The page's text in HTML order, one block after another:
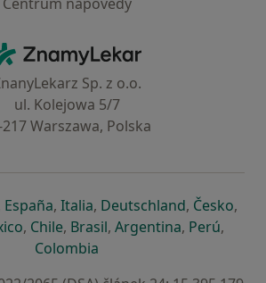
ZnamyLekar - Hlavní stránka
Sp. z o.o.
ul. Kolejowa 5/7
217 Warszawa, Polska
v nové záložce
otevře v nové záložce
Españase otevře v nové záložce
, Italiase otevře v nové záložce
, Deutschlandse otevře v
, Českose
,
v nové záložce
se otevře v nové záložce
, Chilese otevře v nové záložce
, Brasilse otevře v nové
, Argentinase otevře v
, Perúse
,
Colombia